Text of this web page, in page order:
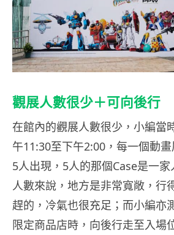
觀展人數很少＋可向後行
在館內的觀展人數很少，小編當
午11:30至下午2:00，每一個動
5人出現，5人的那個Case是一
人數來說，地方是非常寬敞，行
趕的，冷氣也很充足；而小編亦
限定商品店時，向後行走至入場